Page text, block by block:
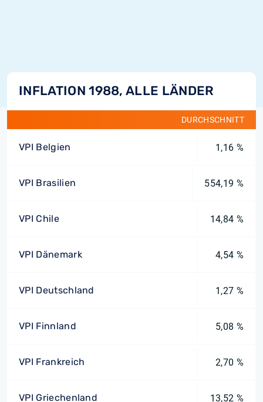
INFLATION 1988, ALLE LÄNDER
DURCHSCHNITT
VPI Belgien 1,16 %
VPI Brasilien 554,19 %
VPI Chile 14,84 %
VPI Dänemark 4,54 %
VPI Deutschland 1,27 %
VPI Finnland 5,08 %
VPI Frankreich 2,70 %
VPI Griechenland 13,52 %